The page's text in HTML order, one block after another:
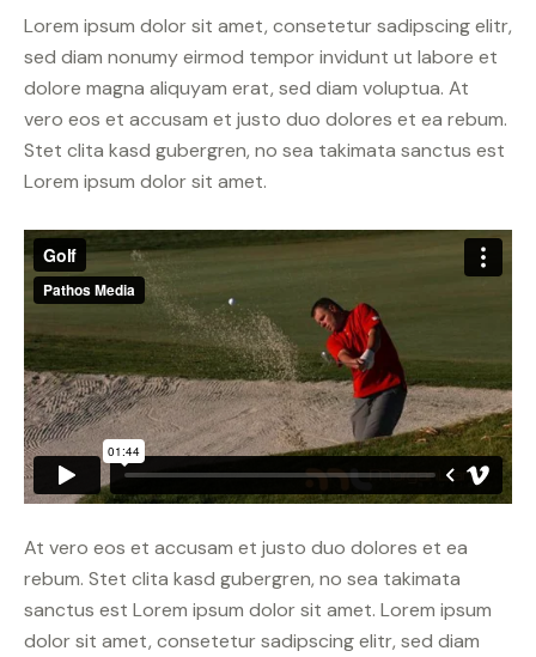
Lorem ipsum dolor sit amet, consetetur sadipscing elitr,
sed diam nonumy eirmod tempor invidunt ut labore et
dolore magna aliquyam erat, sed diam voluptua. At
vero eos et accusam et justo duo dolores et ea rebum.
Stet clita kasd gubergren, no sea takimata sanctus est
Lorem ipsum dolor sit amet.
At vero eos et accusam et justo duo dolores et ea
rebum. Stet clita kasd gubergren, no sea takimata
sanctus est Lorem ipsum dolor sit amet. Lorem ipsum
dolor sit amet, consetetur sadipscing elitr, sed diam